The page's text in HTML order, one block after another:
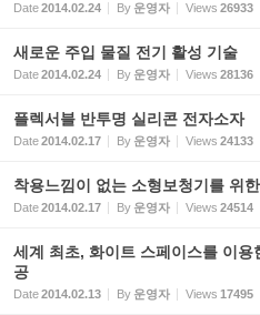
Date2014.02.24 By 운영자 Views 26933
새로운 주입 물질 전기 활성 기술
Date2014.02.24 By 운영자 Views 28136
플렉서블 반투명 실리콘 전자소자
Date2014.02.17 By 운영자 Views 24133
착용느낌이 없는 소형보청기를 위
Date2014.02.17 By 운영자 Views 24514
세계 최초, 화이트 스페이스를 이
공
Date2014.02.13 By 운영자 Views 17495